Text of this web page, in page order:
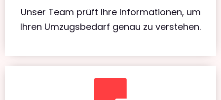
Unser Team prüft Ihre Informationen, um
Ihren Umzugsbedarf genau zu verstehen.